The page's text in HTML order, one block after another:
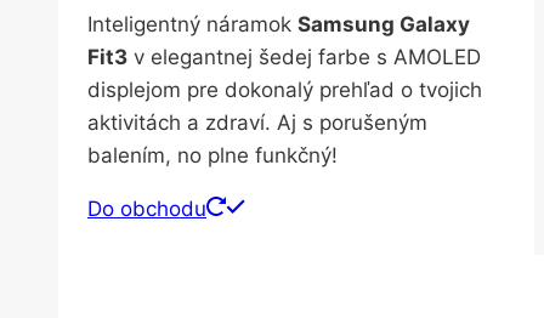
Inteligentný náramok Samsung Galaxy
Fit3 v elegantnej šedej farbe s AMOLED
displejom pre dokonalý prehľad o tvojich
aktivitách a zdraví. Aj s porušeným
balením, no plne funkčný!
Do obchodu